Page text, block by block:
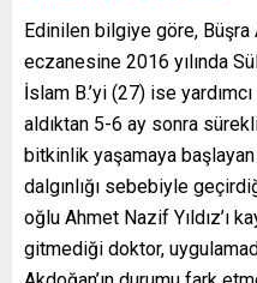
Edinilen bilgiye göre,
eczanesine 2016 yılında
İslam B.’yi (27) ise
aldıktan 5-6 ay sonra
bitkinlik yaşamaya başlayan
dalgınlığı sebebiyle
oğlu Ahmet Nazif Yıldız’ı
gitmediği doktor,